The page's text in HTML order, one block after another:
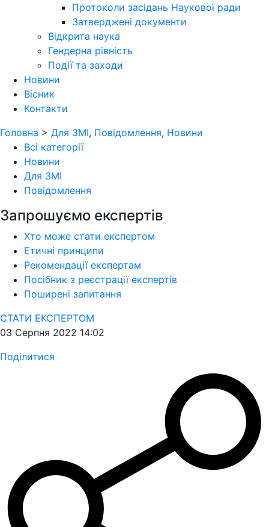
Протоколи засідань Наукової ради
Затверджені документи
Відкрита наука
Гендерна рівність
Події та заходи
Новини
Вісник
Контакти
Головна > Для ЗМІ, Повідомлення, Новини
Всі категорії
Новини
Для ЗМІ
Повідомлення
Запрошуємо експертів
Хто може стати експертом
Етичні принципи
Рекомендації експертам
Посібник з реєстрації експертів
Поширені запитання
СТАТИ ЕКСПЕРТОМ
03 Серпня 2022 14:02
Поділитися